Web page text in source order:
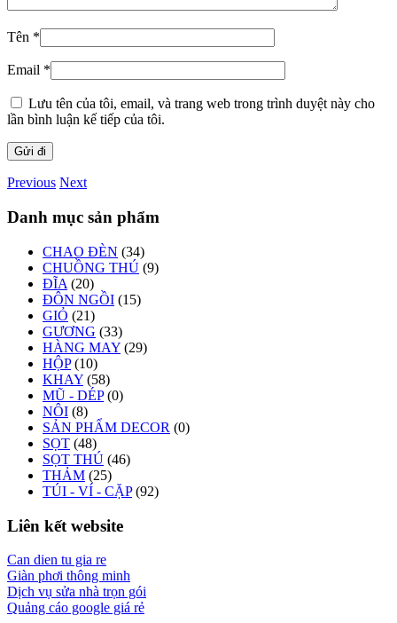
Tên *
Email *
Lưu tên của tôi, email, và trang web trong trình duyệt này cho
lần bình luận kế tiếp của tôi.
Previous Next
Danh mục sản phẩm
CHAO ĐÈN (34)
CHUỒNG THÚ (9)
ĐĨA (20)
ĐÔN NGỒI (15)
GIỎ (21)
GƯƠNG (33)
HÀNG MAY (29)
HỘP (10)
KHAY (58)
MŨ - DÉP (0)
NÔI (8)
SẢN PHẨM DECOR (0)
SỌT (48)
SỌT THÚ (46)
THẢM (25)
TÚI - VÍ - CẶP (92)
Liên kết website
Can dien tu gia re
Giàn phơi thông minh
Dịch vụ sửa nhà trọn gói
Quảng cáo google giá rẻ